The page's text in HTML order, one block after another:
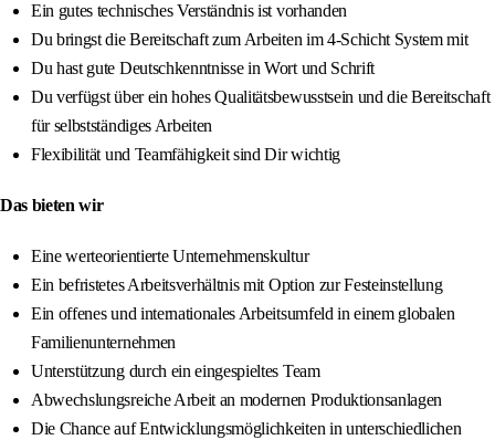
Ein gutes technisches Verständnis ist vorhanden
Du bringst die Bereitschaft zum Arbeiten im 4-Schicht System mit
Du hast gute Deutschkenntnisse in Wort und Schrift
Du verfügst über ein hohes Qualitätsbewusstsein und die Bereitschaft
für selbstständiges Arbeiten
Flexibilität und Teamfähigkeit sind Dir wichtig
Das bieten wir
Eine werteorientierte Unternehmenskultur
Ein befristetes Arbeitsverhältnis mit Option zur Festeinstellung
Ein offenes und internationales Arbeitsumfeld in einem globalen
Familienunternehmen
Unterstützung durch ein eingespieltes Team
Abwechslungsreiche Arbeit an modernen Produktionsanlagen
Die Chance auf Entwicklungsmöglichkeiten in unterschiedlichen